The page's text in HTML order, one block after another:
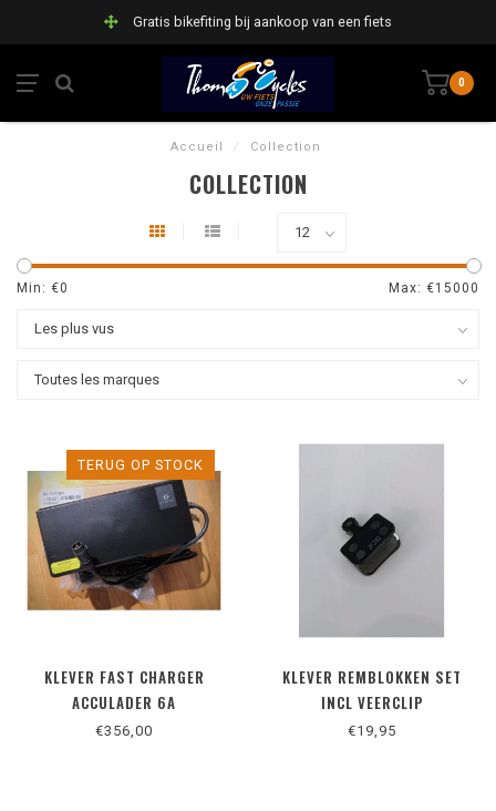
Gratis bikefiting bij aankoop van een fiets
0
Accueil / Collection
COLLECTION
Min: €0 Max: €15000
TERUG OP STOCK
KLEVER FAST CHARGER
ACCULADER 6A
€356,00
KLEVER REMBLOKKEN SET
INCL VEERCLIP
€19,95